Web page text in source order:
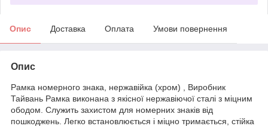
Опис Доставка Оплата Умови повернення
Опис
Рамка номерного знака, нержавійка (хром) , Виробник
Тайвань Рамка виконана з якісної нержавіючої сталі з міцним
ободом. Служить захистом для номерних знаків від
пошкоджень. Легко встановлюється і міцно тримається, стійка